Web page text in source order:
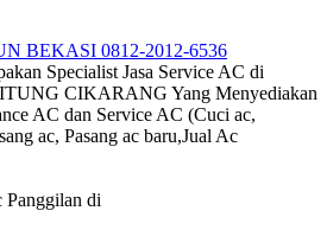
Specialist Jasa Service AC di
CIKARANG Yang Menyediakan
AC dan Service AC (Cuci ac,
ac, Pasang ac baru,Jual Ac
Panggilan di